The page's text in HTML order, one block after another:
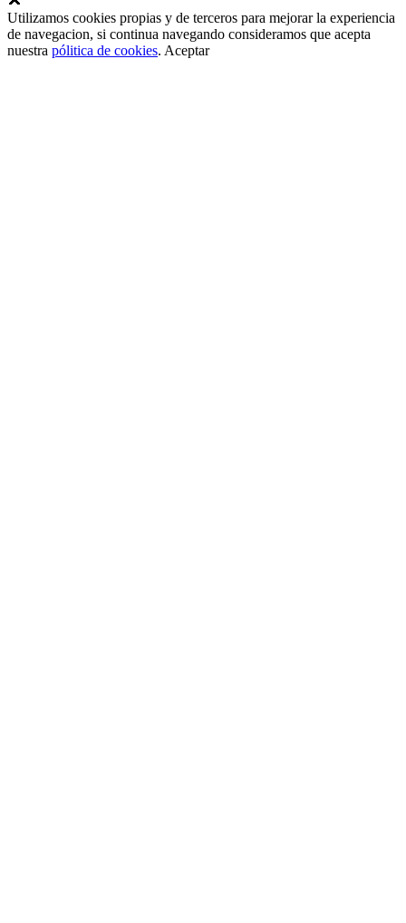
Utilizamos cookies propias y de terceros para mejorar la experiencia
de navegacion, si continua navegando consideramos que acepta
nuestra pólitica de cookies. Aceptar